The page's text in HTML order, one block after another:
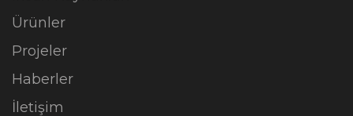
Ürünler
Projeler
Haberler
İletişim